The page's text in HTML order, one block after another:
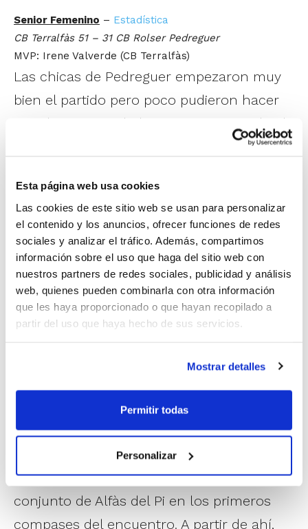
Esta página web usa cookies
Las cookies de este sitio web se usan para personalizar
el contenido y los anuncios, ofrecer funciones de redes
sociales y analizar el tráfico. Además, compartimos
información sobre el uso que haga del sitio web con
nuestros partners de redes sociales, publicidad y análisis
web, quienes pueden combinarla con otra información
que les haya proporcionado o que hayan recopilado a
partir del uso que haya hecho de sus servicios.
Mostrar detalles
Permitir todas
Personalizar
Senior Femenino – Estadística
CB Terralfàs 51 – 31 CB Rolser Pedreguer
MVP: Irene Valverde (CB Terralfàs)
Las chicas de Pedreguer empezaron muy
bien el partido pero poco pudieron hacer
ante la superioridad que fue mostrando el
CB Terralfàs con el paso de los minutos,
hasta el resultado final.
Senior Masculino Zonal– Estadística
Bàsquet Altea 93 – 49 CB Benidorm
MVP: Iván Zhauniarovic (Bàsquet Altea)
Los anfitriones dominaron el encuentro de
principio a fin para ofrecer a su afición un
ilusiones las apiraciones del Club en la liga
Juguetilandia CB Terralfàs 89 – 58 CD Onil
MVP: Unai Zamora (Juguetilandia CB Terralfàs)
CD Onil sólo pudo aguantar el ritmo del
conjunto de Alfàs del Pi en los primeros
compases del encuentro. A partir de ahí,